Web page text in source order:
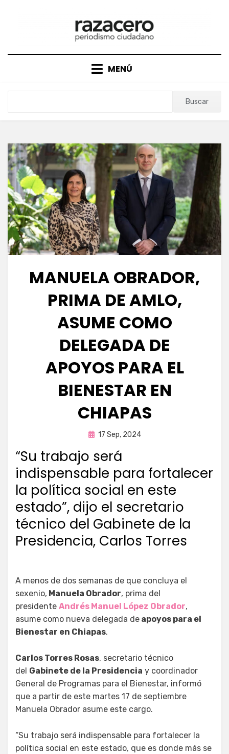
MENÚ
Buscar
MANUELA OBRADOR,
PRIMA DE AMLO,
ASUME COMO
DELEGADA DE
APOYOS PARA EL
BIENESTAR EN
CHIAPAS
porFernando Miranda Servín
Publicada
17 Sep, 2024
“Su trabajo será
indispensable para fortalecer
la política social en este
estado”, dijo el secretario
técnico del Gabinete de la
Presidencia, Carlos Torres
A menos de dos semanas de que concluya el
sexenio, Manuela Obrador, prima del
presidente Andrés Manuel López Obrador,
asume como nueva delegada de apoyos para el
Bienestar en Chiapas.
Carlos Torres Rosas, secretario técnico
del Gabinete de la Presidencia y coordinador
General de Programas para el Bienestar, informó
que a partir de este martes 17 de septiembre
Manuela Obrador asume este cargo.
“Su trabajo será indispensable para fortalecer la
política social en este estado, que es donde más se